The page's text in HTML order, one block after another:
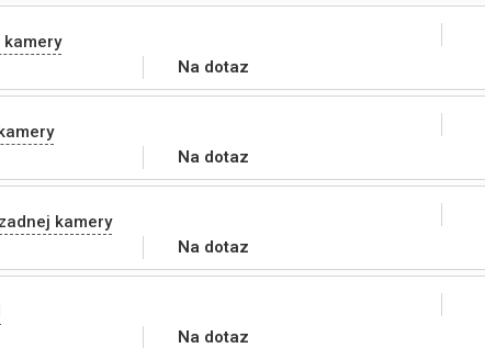
kamery
Na dotaz
Na dotaz
kamery
Na dotaz
Na dotaz